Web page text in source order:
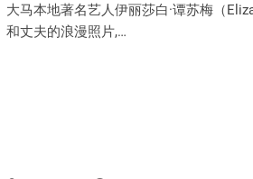
大马本地著名艺人伊丽莎白·谭苏梅（
和丈夫的浪漫照片,…